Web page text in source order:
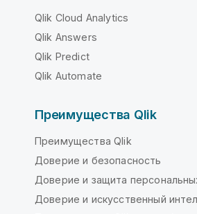
Qlik Cloud Analytics
Qlik Answers
Qlik Predict
Qlik Automate
Преимущества Qlik
Преимущества Qlik
Доверие и безопасность
Доверие и защита
Доверие и искусственный